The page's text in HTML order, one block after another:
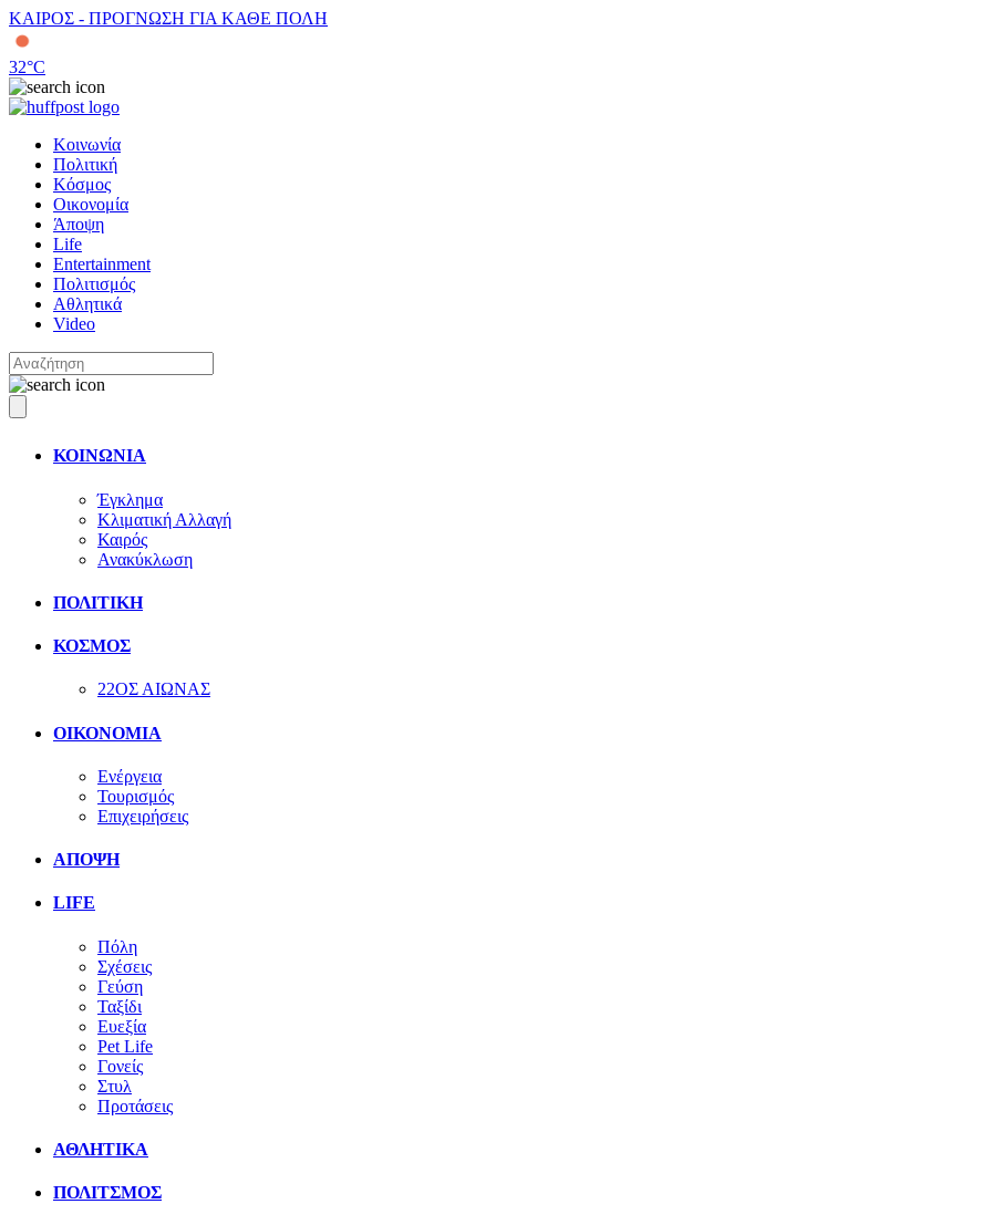
ΚΑΙΡΟΣ - ΠΡΟΓΝΩΣΗ ΓΙΑ ΚΑΘΕ ΠΟΛΗ
32°C
Κοινωνία
Πολιτική
Κόσμος
Οικονομία
Άποψη
Life
Entertainment
Πολιτισμός
Αθλητικά
Video
ΚΟΙΝΩΝΙΑ
Έγκλημα
Κλιματική Αλλαγή
Καιρός
Ανακύκλωση
ΠΟΛΙΤΙΚΗ
ΚΟΣΜΟΣ
22ΟΣ ΑΙΩΝΑΣ
ΟΙΚΟΝΟΜΙΑ
Ενέργεια
Τουρισμός
Επιχειρήσεις
ΑΠΟΨΗ
LIFE
Πόλη
Σχέσεις
Γεύση
Ταξίδι
Ευεξία
Pet Life
Γονείς
Στυλ
Προτάσεις
ΑΘΛΗΤΙΚΑ
ΠΟΛΙΤΣΜΟΣ